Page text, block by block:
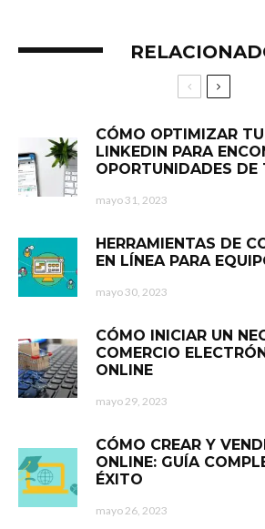
CÓMO OPTIMIZAR
LINKEDIN PARA
OPORTUNIDADES DE
mayo 31, 2023
HERRAMIENTAS DE
EN LÍNEA PARA
mayo 30, 2023
CÓMO INICIAR UN
COMERCIO
ONLINE
mayo 29, 2023
CÓMO CREAR Y
ONLINE: GUÍA
ÉXITO
mayo 26, 2023